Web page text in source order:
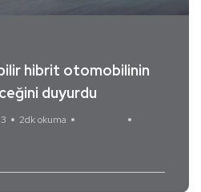
hibrit otomobilinin
duyurdu
2dk okuma